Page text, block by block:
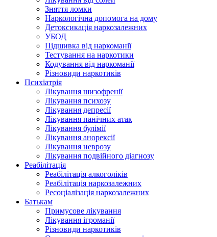
Зняття ломки
Наркологічна допомога на дому
Детоксикація наркозалежних
УБОД
Підшивка від наркоманії
Тестування на наркотики
Кодування від наркоманії
Різновиди наркотиків
Психіатрія
Лікування шизофренії
Лікування психозу
Лікування депресії
Лікування панічних атак
Лікування булімії
Лікування анорексії
Лікування неврозу
Лікування подвійного діагнозу
Реабілітація
Реабілітація алкоголіків
Реабілітація наркозалежних
Ресоціалізація наркозалежних
Батькам
Примусове лікування
Лікування ігроманії
Різновиди наркотиків